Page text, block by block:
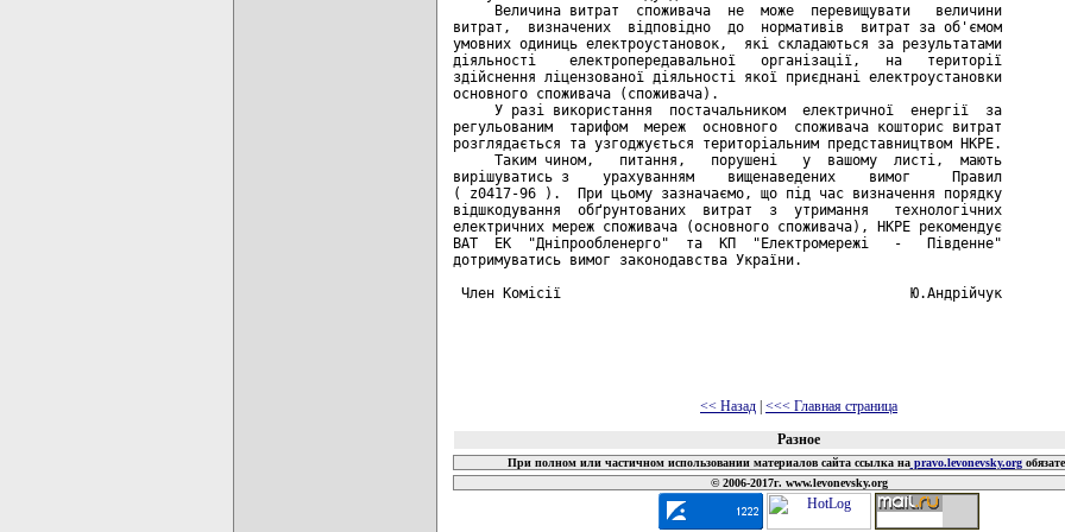
     Величина витрат  споживача  не  може  перевищувати   величини
витрат,  визначених  відповідно  до  нормативів  витрат за об'ємом
умовних одиниць електроустановок,  які складаються за результатами
діяльності    електропередавальної   організації,   на   території
здійснення ліцензованої діяльності якої приєднані електроустановки
основного споживача (споживача).
     У разі використання  постачальником  електричної  енергії  за
регульованим  тарифом  мереж  основного  споживача кошторис витрат
розглядається та узгоджується територіальним представництвом НКРЕ.
     Таким чином,   питання,   порушені   у  вашому  листі,  мають
вирішуватись з    урахуванням    вищенаведених    вимог     Правил
( z0417-96 ).  При цьому зазначаємо, що під час визначення порядку
відшкодування  обґрунтованих  витрат  з  утримання   технологічних
електричних мереж споживача (основного споживача), НКРЕ рекомендує
ВАТ  ЕК  "Дніпрообленерго"  та  КП  "Електромережі   -   Південне"
дотримуватись вимог законодавства України.
Член Комісії                                          Ю.Андрійчук
<< Назад | <<< Главная страница
Разное
При полном или частичном использовании материалов сайта ссылка наpravo.levonevsky.org
© 2006-2017г. www.levonevsky.org